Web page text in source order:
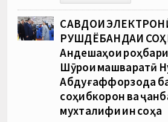
САВДОИ
РУШДЁБАНДАИ
Андешаҳои
Шӯрои машваратӣ
Абдуғаффорзода
соҳибкорон ва
мухталифи ин соҳа